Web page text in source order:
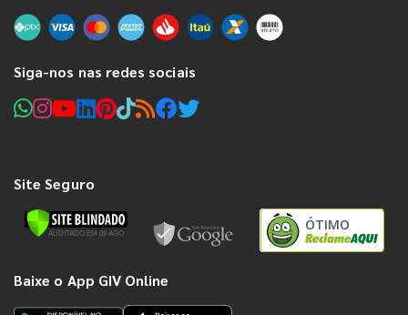
Siga-nos nas redes sociais
Site Seguro
ÓTIMO
Baixe o App GIV Online